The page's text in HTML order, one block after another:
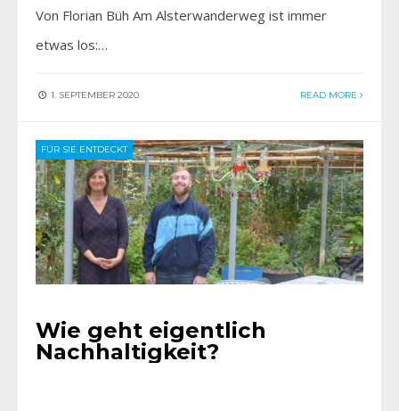
Von Florian Büh Am Alsterwanderweg ist immer
etwas los:…
1. SEPTEMBER 2020 READ MORE
FÜR SIE ENTDECKT
Wie geht eigentlich
Nachhaltigkeit?